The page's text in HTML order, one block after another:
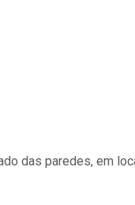
das paredes, em